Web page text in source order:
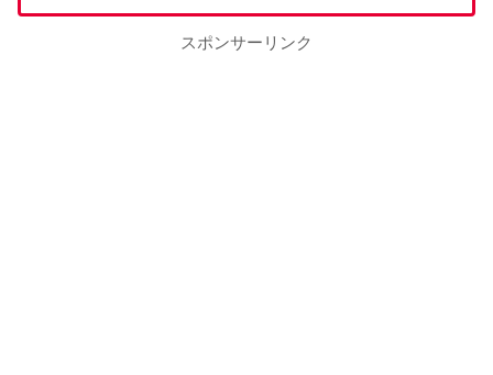
スポンサーリンク